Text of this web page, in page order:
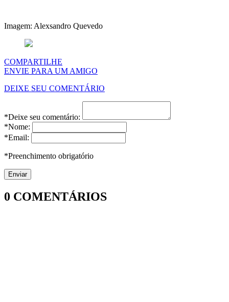
Imagem: Alexsandro Quevedo
COMPARTILHE
ENVIE PARA UM AMIGO
DEIXE SEU COMENTÁRIO
*Deixe seu comentário:
*Nome:
*Email:
*Preenchimento obrigatório
0 COMENTÁRIOS